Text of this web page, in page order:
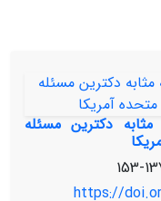
دکترین مسئله
137-
https://